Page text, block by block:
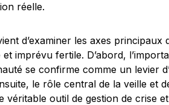
réelle.
d’examiner les axes principaux
imprévu fertile. D’abord,
se confirme comme un levier
le rôle central de la veille et
véritable outil de gestion de crise